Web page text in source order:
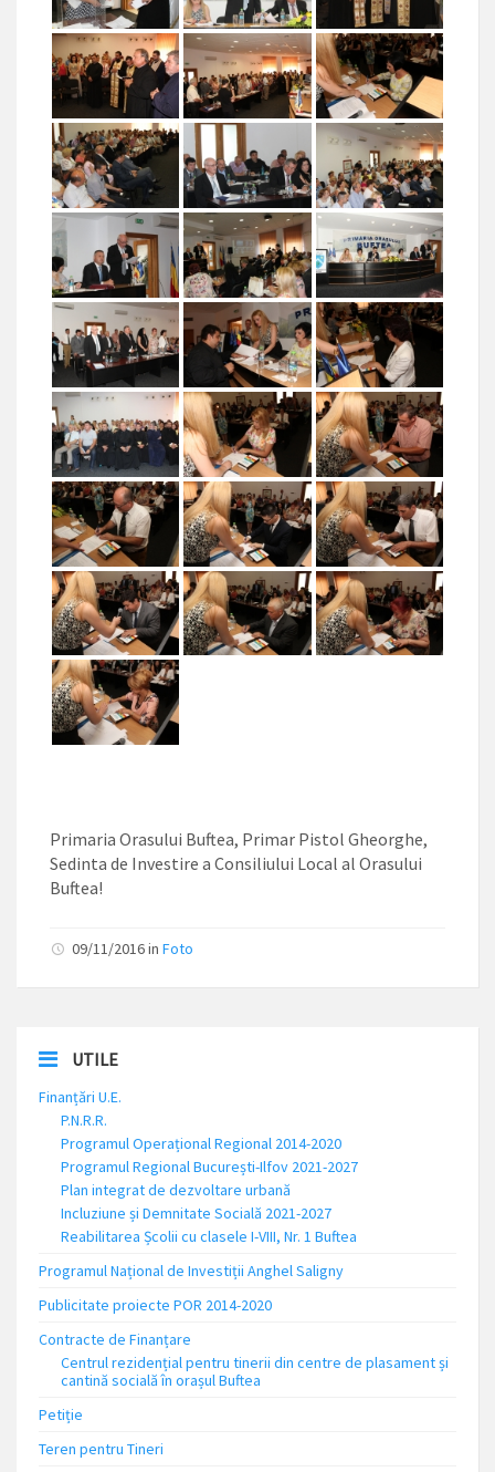
Primaria Orasului Buftea, Primar Pistol Gheorghe,
Sedinta de Investire a Consiliului Local al Orasului
Buftea!
09/11/2016in Foto
UTILE
Finanțări U.E.
P.N.R.R.
Programul Operațional Regional 2014-2020
Programul Regional București-Ilfov 2021-2027
Plan integrat de dezvoltare urbană
Incluziune și Demnitate Socială 2021-2027
Reabilitarea Școlii cu clasele I-VIII, Nr. 1 Buftea
Programul Național de Investiții Anghel Saligny
Publicitate proiecte POR 2014-2020
Contracte de Finanțare
Centrul rezidențial pentru tinerii din centre de plasament și
cantină socială în orașul Buftea
Petiție
Teren pentru Tineri